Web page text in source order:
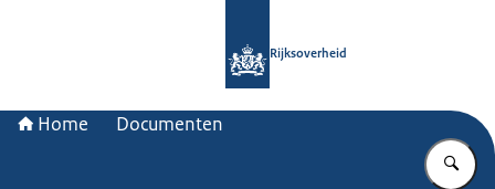
Rijksoverheid
Home Documenten